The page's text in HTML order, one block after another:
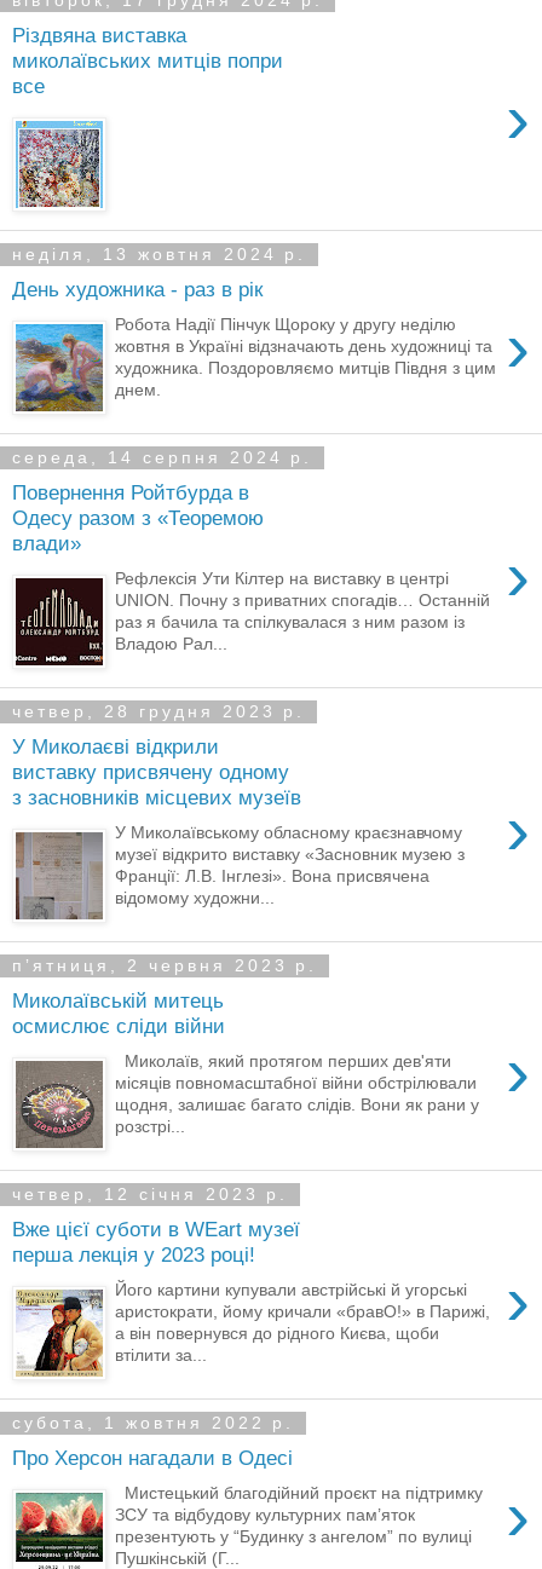
Різдвяна виставка
миколаївських митців попри
все
›
неділя, 13 жовтня 2024 р.
День художника - раз в рік
›
Робота Надії Пінчук Щороку у другу неділю
жовтня в Україні відзначають день художниці та
художника. Поздоровляємо митців Півдня з цим
днем.
середа, 14 серпня 2024 р.
Повернення Ройтбурда в
Одесу разом з «Теоремою
влади»
›
Рефлексія Ути Кілтер на виставку в центрі
UNION. Почну з приватних спогадів… Останній
раз я бачила та спілкувалася з ним разом із
Владою Рал...
четвер, 28 грудня 2023 р.
У Миколаєві відкрили
виставку присвячену одному
з засновників місцевих музеїв
›
У Миколаївському обласному краєзнавчому
музеї відкрито виставку «Засновник музею з
Франції: Л.В. Інглезі». Вона присвячена
відомому художни...
пʼятниця, 2 червня 2023 р.
Миколаївській митець
осмислює сліди війни
›
Миколаїв, який протягом перших дев'яти
місяців повномасштабної війни обстрілювали
щодня, залишає багато слідів. Вони як рани у
розстрі...
четвер, 12 січня 2023 р.
Вже цієї суботи в WEart музеї
перша лекція у 2023 році!
›
Його картини купували австрійські й угорські
аристократи, йому кричали «бравО!» в Парижі,
а він повернувся до рідного Києва, щоби
втілити за...
субота, 1 жовтня 2022 р.
Про Херсон нагадали в Одесі
›
Мистецький благодійний проєкт на підтримку
ЗСУ та відбудову культурних пам’яток
презентують у “Будинку з ангелом” по вулиці
Пушкінській (Г...